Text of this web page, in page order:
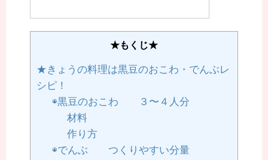
★もくじ★
★きょうの料理は黒豆のおこわ・でんぶレ
シピ！
◉黒豆のおこわ ３〜４人分
材料
作り方
◉でんぶ つくりやすい分量